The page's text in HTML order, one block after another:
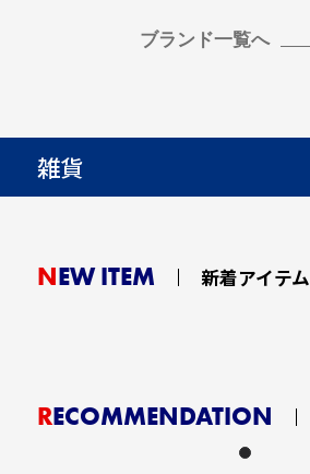
ブランド一覧へ
雑貨
NEW ITEM 新着アイテム
RECOMMENDATION